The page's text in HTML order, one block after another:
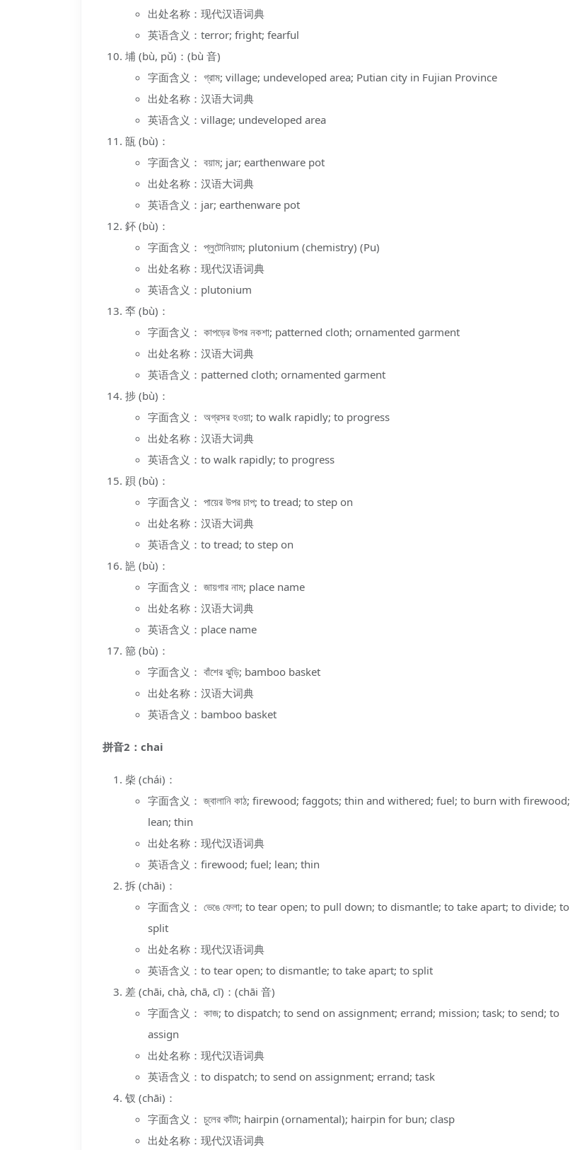
出处名称：现代汉语词典
英语含义：terror; fright; fearful
埔 (bù, pǔ)：(bù 音)
字面含义： গ্রাম; village; undeveloped area; Putian city in Fujian Province
出处名称：汉语大词典
英语含义：village; undeveloped area
瓿 (bù)：
字面含义： বয়াম; jar; earthenware pot
出处名称：汉语大词典
英语含义：jar; earthenware pot
鈈 (bù)：
字面含义： প্লুটোনিয়াম; plutonium (chemistry) (Pu)
出处名称：现代汉语词典
英语含义：plutonium
䘚 (bù)：
字面含义： কাপড়ের উপর নকশা; patterned cloth; ornamented garment
出处名称：汉语大词典
英语含义：patterned cloth; ornamented garment
捗 (bù)：
字面含义： অগ্রসর হওয়া; to walk rapidly; to progress
出处名称：汉语大词典
英语含义：to walk rapidly; to progress
䟺 (bù)：
字面含义： পায়ের উপর চাপ; to tread; to step on
出处名称：汉语大词典
英语含义：to tread; to step on
郶 (bù)：
字面含义： জায়গার নাম; place name
出处名称：汉语大词典
英语含义：place name
篰 (bù)：
字面含义： বাঁশের ঝুড়ি; bamboo basket
出处名称：汉语大词典
英语含义：bamboo basket
拼音2：chai
柴 (chái)：
字面含义： জ্বালানি কাঠ; firewood; faggots; thin and withered; fuel; to burn with firewood;
lean; thin
出处名称：现代汉语词典
英语含义：firewood; fuel; lean; thin
拆 (chāi)：
字面含义： ভেঙে ফেলা; to tear open; to pull down; to dismantle; to take apart; to divide; to
split
出处名称：现代汉语词典
英语含义：to tear open; to dismantle; to take apart; to split
差 (chāi, chà, chā, cī)：(chāi 音)
字面含义： কাজ; to dispatch; to send on assignment; errand; mission; task; to send; to
assign
出处名称：现代汉语词典
英语含义：to dispatch; to send on assignment; errand; task
钗 (chāi)：
字面含义： চুলের কাঁটা; hairpin (ornamental); hairpin for bun; clasp
出处名称：现代汉语词典